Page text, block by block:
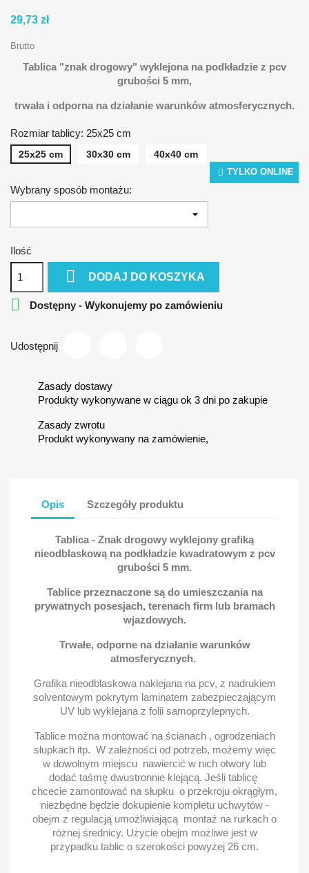
TYLKO ONLINE
29,73 zł
Brutto
Tablica "znak drogowy" wyklejona na podkładzie z pcv
grubości 5 mm,
trwała i odporna na działanie warunków atmosferycznych.
Rozmiar tablicy: 25x25 cm
25x25 cm 30x30 cm 40x40 cm
Wybrany sposób montażu:
Ilość
 DODAJ DO KOSZYKA
 Dostępny - Wykonujemy po zamówieniu
Udostępnij
Zasady dostawy
Produkty wykonywane w ciągu ok 3 dni po zakupie
Zasady zwrotu
Produkt wykonywany na zamówienie,
Opis Szczegóły produktu
Tablica - Znak drogowy wyklejony grafiką
nieodblaskową na podkładzie kwadratowym z pcv
grubości 5 mm.
Tablice przeznaczone są do umieszczania na
prywatnych posesjach, terenach firm lub bramach
wjazdowych.
Trwałe, odporne na działanie warunków
atmosferycznych.
Grafika nieodblaskowa naklejana na pcv, z nadrukiem
solventowym pokrytym laminatem zabezpieczającym
UV lub wyklejana z folii samoprzylepnych.
Tablice można montować na ścianach , ogrodzeniach
słupkach itp. W zależności od potrzeb, możemy więc
w dowolnym miejscu nawiercić w nich otwory lub
dodać taśmę dwustronnie klejącą. Jeśli tablicę
chcecie zamontować na słupku o przekroju okrągłym,
niezbędne będzie dokupienie kompletu uchwytów -
obejm z regulacją umożliwiającą montaż na rurkach o
różnej średnicy. Użycie obejm możliwe jest w
przypadku tablic o szerokości powyżej 26 cm.